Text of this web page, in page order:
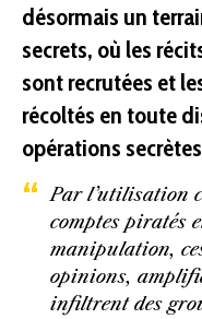
désormais un
secrets, où les
sont recrutées et
récoltés en toute
opérations
Par l’utilisation
comptes piratés
manipulation,
opinions,
infiltrent des